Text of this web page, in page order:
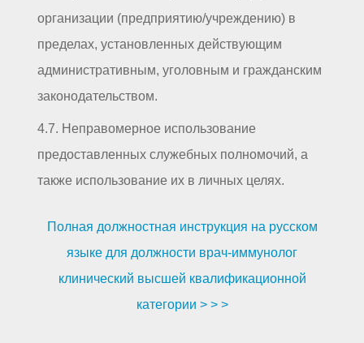
организации (предприятию/учреждению) в
пределах, установленных действующим
административным, уголовным и гражданским
законодательством.
4.7. Неправомерное использование
предоставленных служебных полномочий, а
также использование их в личных целях.
Полная должностная инструкция на русском
языке для должности врач-иммунолог
клинический высшей квалификационной
категории > > >